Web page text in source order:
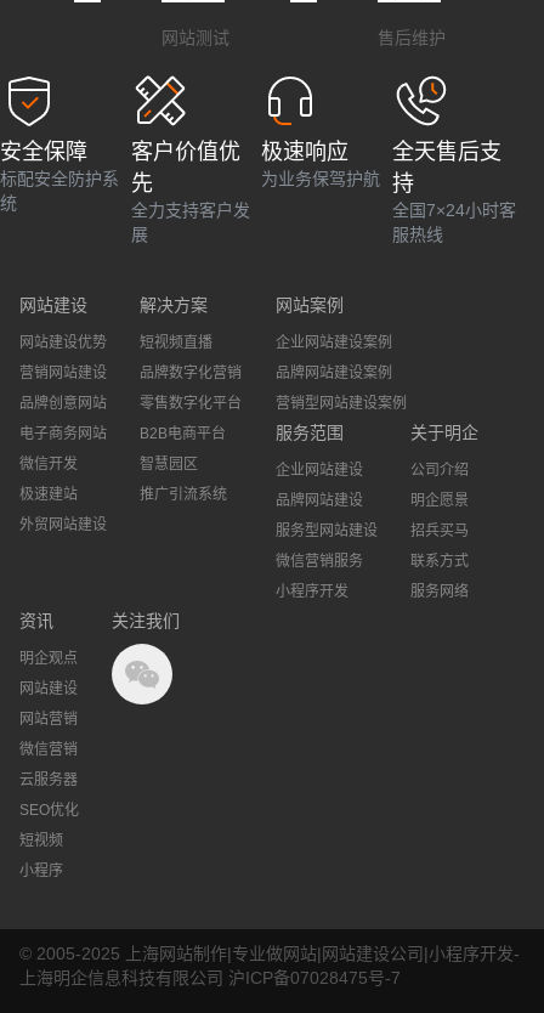
网站测试 售后维护
安全保障
标配安全防护系
统
客户价值优
先
全力支持客户发
展
极速响应
为业务保驾护航
全天售后支
持
全国7×24小时客
服热线
网站建设
网站建设优势
营销网站建设
品牌创意网站
电子商务网站
微信开发
极速建站
外贸网站建设
解决方案
短视频直播
品牌数字化营销
零售数字化平台
B2B电商平台
智慧园区
推广引流系统
网站案例
企业网站建设案例
品牌网站建设案例
营销型网站建设案例
服务范围
企业网站建设
品牌网站建设
服务型网站建设
微信营销服务
小程序开发
关于明企
公司介绍
明企愿景
招兵买马
联系方式
服务网络
资讯
明企观点
网站建设
网站营销
微信营销
云服务器
SEO优化
短视频
小程序
关注我们
© 2005-2025 上海网站制作|专业做网站|网站建设公司|小程序开发-
上海明企信息科技有限公司 沪ICP备07028475号-7